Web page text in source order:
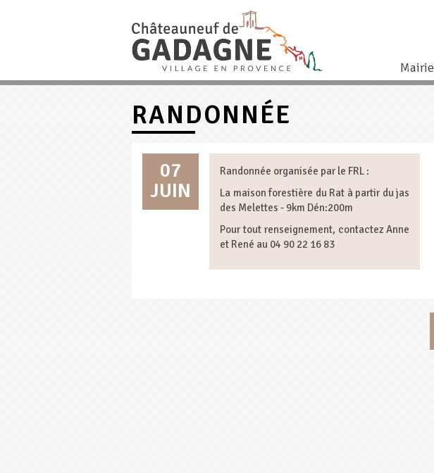
Mairie
RANDONNÉE
07
JUIN
Randonnée organisée par le FRL :
La maison forestière du Rat à partir du jas
des Melettes - 9km Dén:200m
Pour tout renseignement, contactez Anne
et René au 04 90 22 16 83